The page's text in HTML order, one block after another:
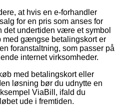
at hvis en e-forhandler
for en pris som anses for
undertiden være et symbol
med gængse betalingskort er
foranstaltning, som passer på
internet virksomheder.
med betalingskort eller
løsning bør du udnytte en
ViaBill, ifald du
ude i fremtiden.